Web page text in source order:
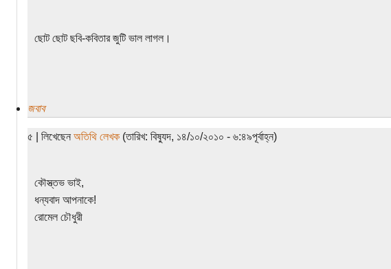
ছোট ছোট ছবি-কবিতার জুটি ভাল লাগল।
জবাব
৫ | লিখেছেন অতিথি লেখক(তারিখ: বিষ্যুদ, ১৪/১০/২০১০ - ৬:৪৯পূর্বাহ্ন)
কৌস্ত্তভ ভাই,
ধন্যবাদ আপনাকে!
রোমেল চৌধুরী